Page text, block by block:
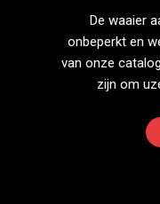
De waaier
onbeperkt en
van onze
zijn om